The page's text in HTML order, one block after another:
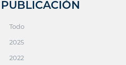
Todo
2025
2022